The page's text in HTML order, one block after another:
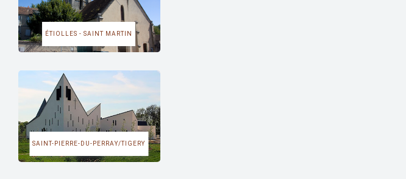
ÉTIOLLES - SAINT MARTIN
SAINT-PIERRE-DU-PERRAY/TIGERY